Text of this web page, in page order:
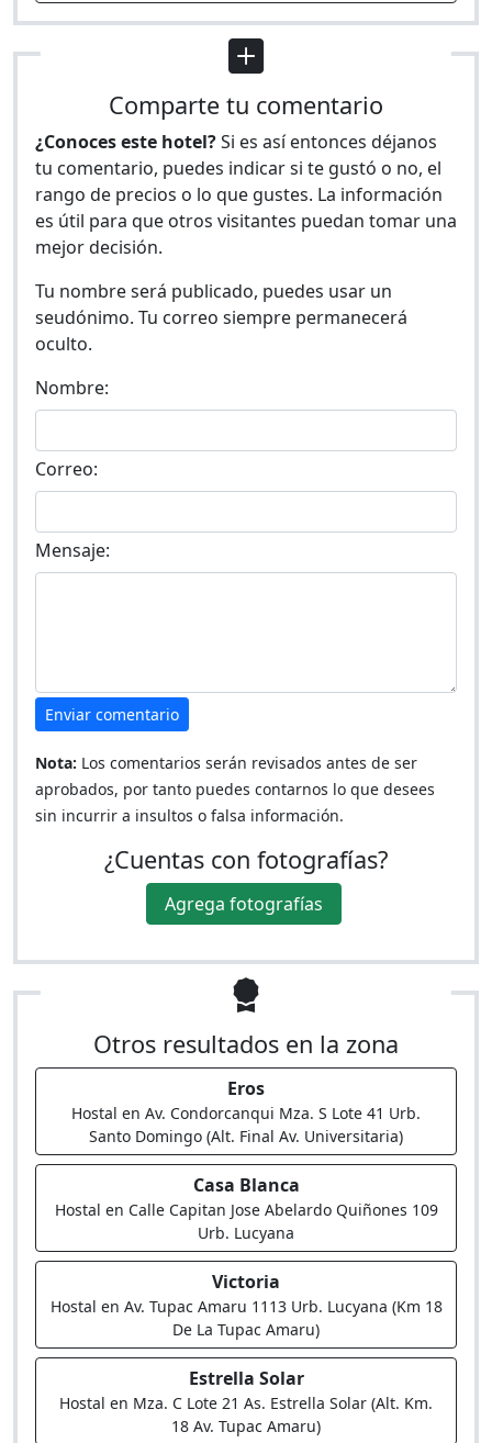
Comparte tu comentario
¿Conoces este hotel?Si es así entonces déjanos
tu comentario, puedes indicar si te gustó o no, el
rango de precios o lo que gustes. La información
es útil para que otros visitantes puedan tomar una
mejor decisión.
Tu nombre será publicado, puedes usar un
seudónimo. Tu correo siempre permanecerá
oculto.
Nombre:
Correo:
Mensaje:
Enviar comentario
Nota: Los comentarios serán revisados antes de ser
aprobados, por tanto puedes contarnos lo que desees
sin incurrir a insultos o falsa información.
¿Cuentas con fotografías?
Agrega fotografías
Otros resultados en la zona
Eros
Hostal en Av. Condorcanqui Mza. S Lote 41 Urb.
Santo Domingo (Alt. Final Av. Universitaria)
Casa Blanca
Hostal en Calle Capitan Jose Abelardo Quiñones 109
Urb. Lucyana
Victoria
Hostal en Av. Tupac Amaru 1113 Urb. Lucyana (Km 18
De La Tupac Amaru)
Estrella Solar
Hostal en Mza. C Lote 21 As. Estrella Solar (Alt. Km.
18 Av. Tupac Amaru)